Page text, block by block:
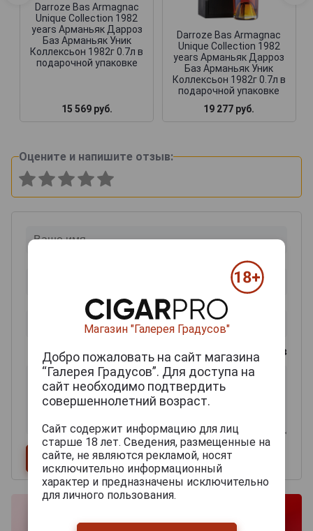
Darroze Bas Armagnac
Unique Collection 1982
years Арманьяк Дарроз
Баз Арманьяк Уник
Коллексьон 1982г 0.7л в
подарочной упаковке
15 569 руб.
Darroze Bas Armagnac
Unique Collection 1982
years Арманьяк Дарроз
Баз Арманьяк Уник
Коллексьон 1982г 0.7л в
подарочной упаковке
19 277 руб.
Оцените и напишите отзыв:
из 2000 знаков
Магазин "Галерея Градусов"
Добро пожаловать на сайт магазина
“Галерея Градусов”. Для доступа на
сайт необходимо подтвердить
совершеннолетний возраст.
Сайт содержит информацию для лиц
старше 18 лет. Сведения, размещенные на
сайте, не являются рекламой, носят
исключительно информационный
характер и предназначены исключительно
для личного пользования.